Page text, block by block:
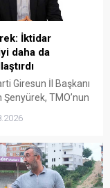
İktidar
daha da
Giresun İl Başkanı
Şenyürek, TMO’nun
255 liralık fiyatı
Artışın yıllık
altında kaldığını
Şenyürek, kararın